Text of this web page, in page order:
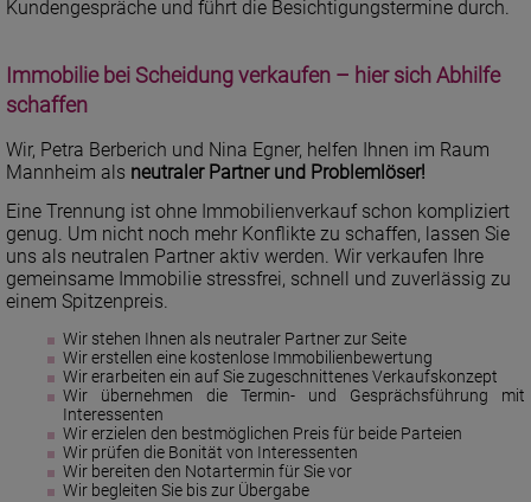
Kundengespräche und führt die Besichtigungstermine durch.
Immobilie bei Scheidung verkaufen – hier sich Abhilfe
schaffen
Wir, Petra Berberich und Nina Egner, helfen Ihnen im Raum
Mannheim als neutraler Partner und Problemlöser!
Eine Trennung ist ohne Immobilienverkauf schon kompliziert
genug. Um nicht noch mehr Konflikte zu schaffen, lassen Sie
uns als neutralen Partner aktiv werden. Wir verkaufen Ihre
gemeinsame Immobilie stressfrei, schnell und zuverlässig zu
einem Spitzenpreis.
Wir stehen Ihnen als neutraler Partner zur Seite
Wir erstellen eine kostenlose Immobilienbewertung
Wir erarbeiten ein auf Sie zugeschnittenes Verkaufskonzept
Wir übernehmen die Termin- und Gesprächsführung mit
Interessenten
Wir erzielen den bestmöglichen Preis für beide Parteien
Wir prüfen die Bonität von Interessenten
Wir bereiten den Notartermin für Sie vor
Wir begleiten Sie bis zur Übergabe